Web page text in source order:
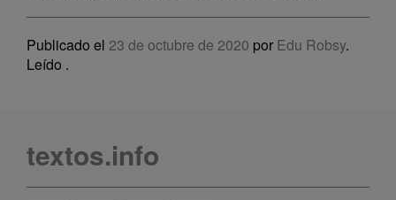
Publicado el 23 de octubre de 2020 por Edu Robsy.
Leído .
textos.info